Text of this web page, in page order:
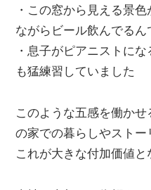
・この窓から見える景
ながらビール飲んでるん
・息子がピアニストに
も猛練習していました
このような五感を働か
の家での暮らしやストー
これが大きな付加価値と